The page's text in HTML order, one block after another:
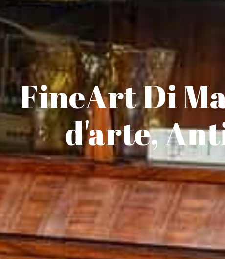
FineArt Di
d'arte,